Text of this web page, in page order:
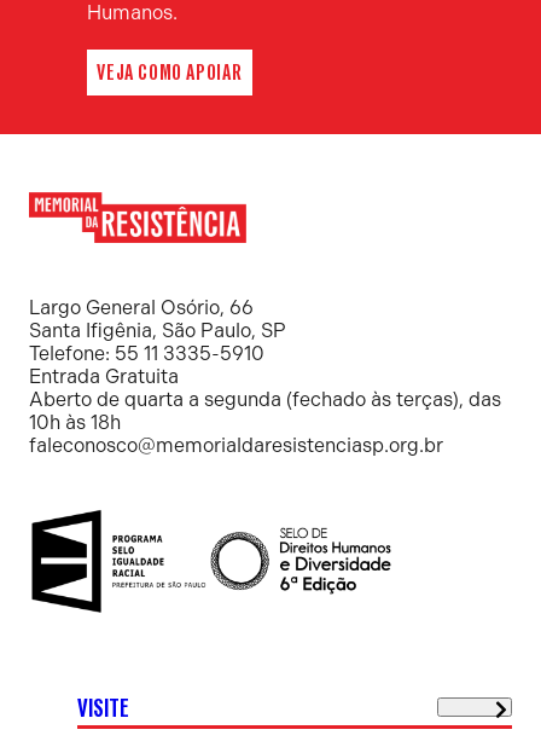
Humanos.
VEJA COMO APOIAR
Resistência
Largo General Osório, 66
Santa Ifigênia, São Paulo, SP
Telefone: 55 11 3335-5910
Entrada Gratuita
Aberto de quarta a segunda (fechado às terças), das
10h às 18h
faleconosco@memorialdaresistenciasp.org.br
VISITE